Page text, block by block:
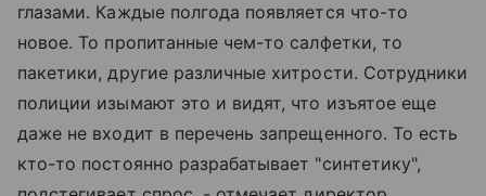
глазами. Каждые полгода появляется что-то
новое. То пропитанные чем-то салфетки, то
пакетики, другие различные хитрости. Сотрудники
полиции изымают это и видят, что изъятое еще
даже не входит в перечень запрещенного. То есть
кто-то постоянно разрабатывает "синтетику",